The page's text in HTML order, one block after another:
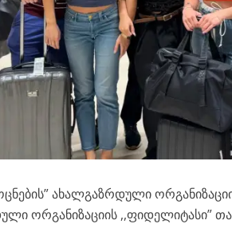
ახალგაზრდული
ორგანიზაციის ,,ფიდელიტასი”